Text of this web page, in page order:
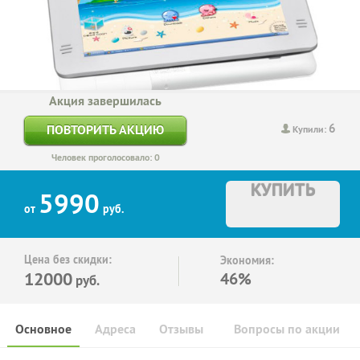
Купили: 6
Акция завершилась
ПОВТОРИТЬ АКЦИЮ
Человек проголосовало: 0
от 5990 руб.
КУПИТЬ
Цена без скидки:
12000 руб.
Экономия:
46%
Основное Отзывы Вопросы по акции
Адреса